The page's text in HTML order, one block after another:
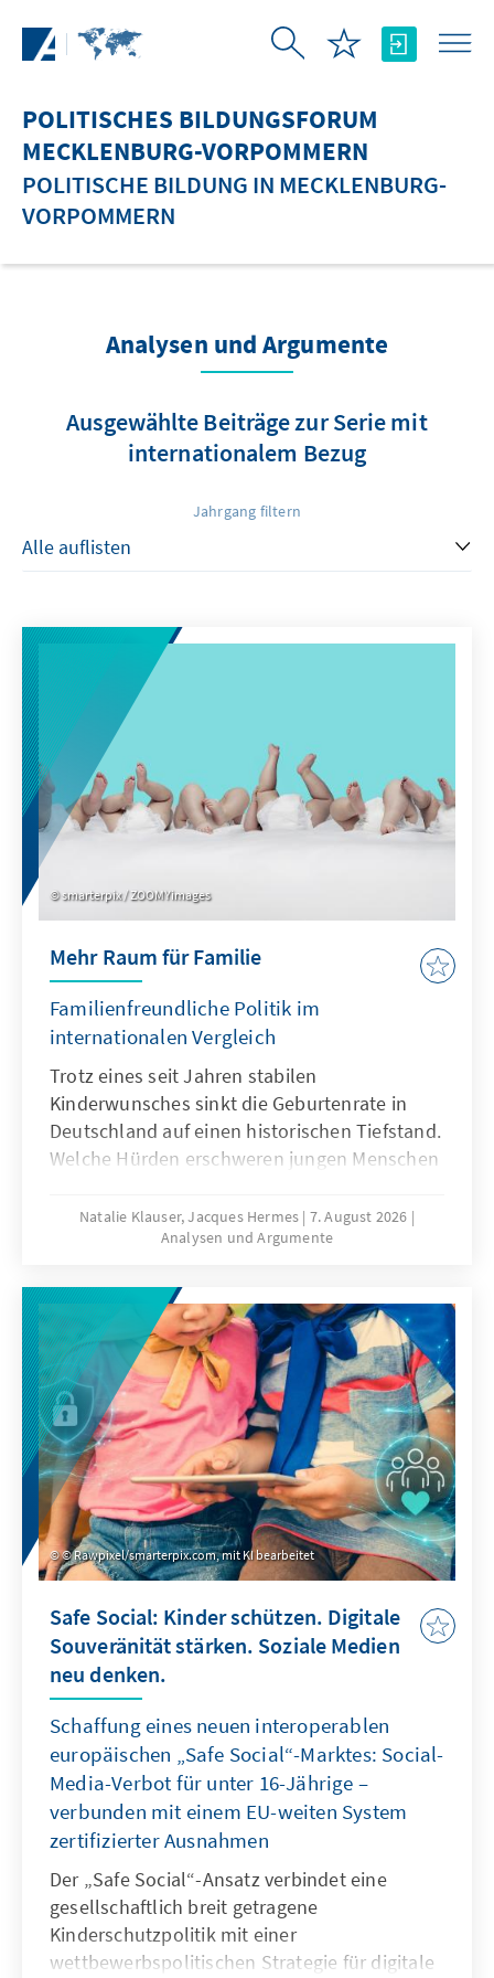
POLITISCHES BILDUNGSFORUM
MECKLENBURG-VORPOMMERN
POLITISCHE BILDUNG IN MECKLENBURG-
VORPOMMERN
Analysen und Argumente
Ausgewählte Beiträge zur Serie mit
internationalem Bezug
Jahrgang filtern
smarterpix / ZOOMYimages
Mehr Raum für Familie
Familienfreundliche Politik im
internationalen Vergleich
Trotz eines seit Jahren stabilen
Kinderwunsches sinkt die Geburtenrate in
Deutschland auf einen historischen Tiefstand.
Welche Hürden erschweren jungen Menschen
Rahmenbedingungen können dazu beitragen,
dass mehr Kinderwünsche verwirklicht
ein Vergleich familienpolitischer Ansätze
verschiedener Länder liefern Hinweise für
eine bedarfsgerechte Weiterentwicklung der
Familienpolitik in Deutschland.
Natalie Klauser, Jacques Hermes 7. August 2026
Analysen und Argumente
© Rawpixel/smarterpix.com, mit KI bearbeitet
Safe Social: Kinder schützen. Digitale
Souveränität stärken. Soziale Medien
neu denken.
Schaffung eines neuen interoperablen
europäischen „Safe Social“-Marktes: Social-
Media-Verbot für unter 16-Jährige –
verbunden mit einem EU-weiten System
zertifizierter Ausnahmen
Der „Safe Social“-Ansatz verbindet eine
gesellschaftlich breit getragene
Kinderschutzpolitik mit einer
wettbewerbspolitischen Strategie für digitale